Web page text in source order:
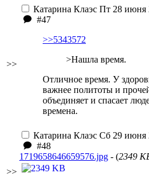
>>
Катарина Клаэс Пт 28 июня
#47
>>5343572
>Нашла время.
Отличное время. У
важнее политоты и
объединяет и спасает
времена.
>>
Катарина Клаэс Сб 29 июня
#48
1719658646659576.jpg - (2349